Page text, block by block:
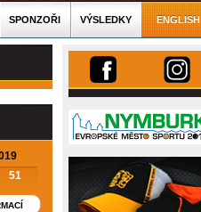
SPONZOŘI VÝSLEDKY ENGLISH
51